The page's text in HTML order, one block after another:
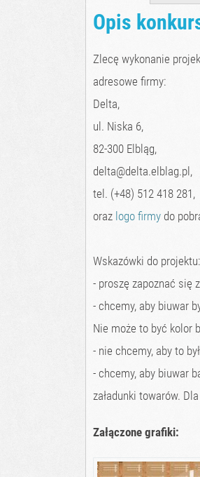
Opis
Zlecę wykonanie
adresowe firmy:
Delta,
ul. Niska 6,
82-300 Elbląg,
delta@delta.elblag.pl,
tel. (+48) 512 418 281,
oraz logo firmy do
Wskazówki do projektu:
- proszę zapoznać się
- chcemy, aby biuwar
Nie może to być kolor
- nie chcemy, aby to
- chcemy, aby biuwar
załadunki towarów.
Załączone grafiki: